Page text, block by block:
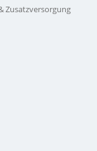
Zusatzversorgung